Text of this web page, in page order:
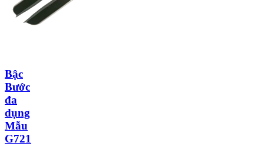
Bậc
Bước
đa
dụng
Mẫu
G721